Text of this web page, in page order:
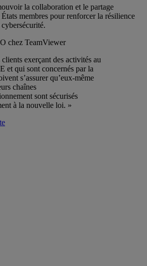
la collaboration et le partage
membres pour renforcer la résilience
chez TeamViewer
exerçant des activités au
et qui sont concernés par la
s’assurer qu’eux-même
chaînes
sont sécurisés
à la nouvelle loi. »